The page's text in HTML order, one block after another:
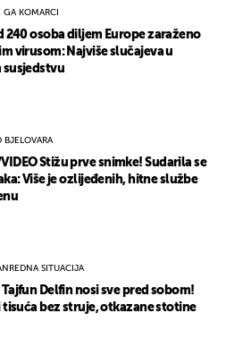
GA KOMARCI
240 osoba diljem Europe zaraženo
virusom: Najviše slučajeva u
susjedstvu
BJELOVARA
VIDEO Stižu prve snimke! Sudarila se
Više je ozlijeđenih, hitne službe
SITUACIJA
Tajfun Delfin nosi sve pred sobom!
tisuća bez struje, otkazane stotine
NOTIFIKACIJE